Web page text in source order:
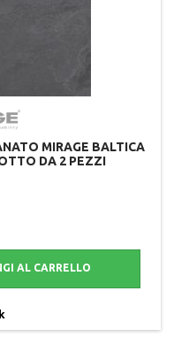
MIRAGE BALTICA
DA 2 PEZZI
AL CARRELLO